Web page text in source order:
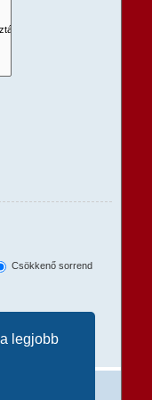
legjobb
Csökkenő sorrend